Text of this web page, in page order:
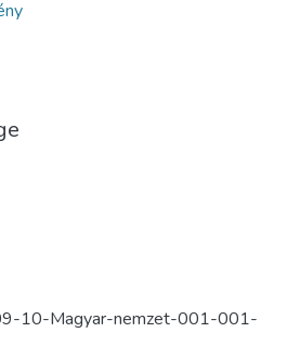
10-Magyar-nemzet-001-001-